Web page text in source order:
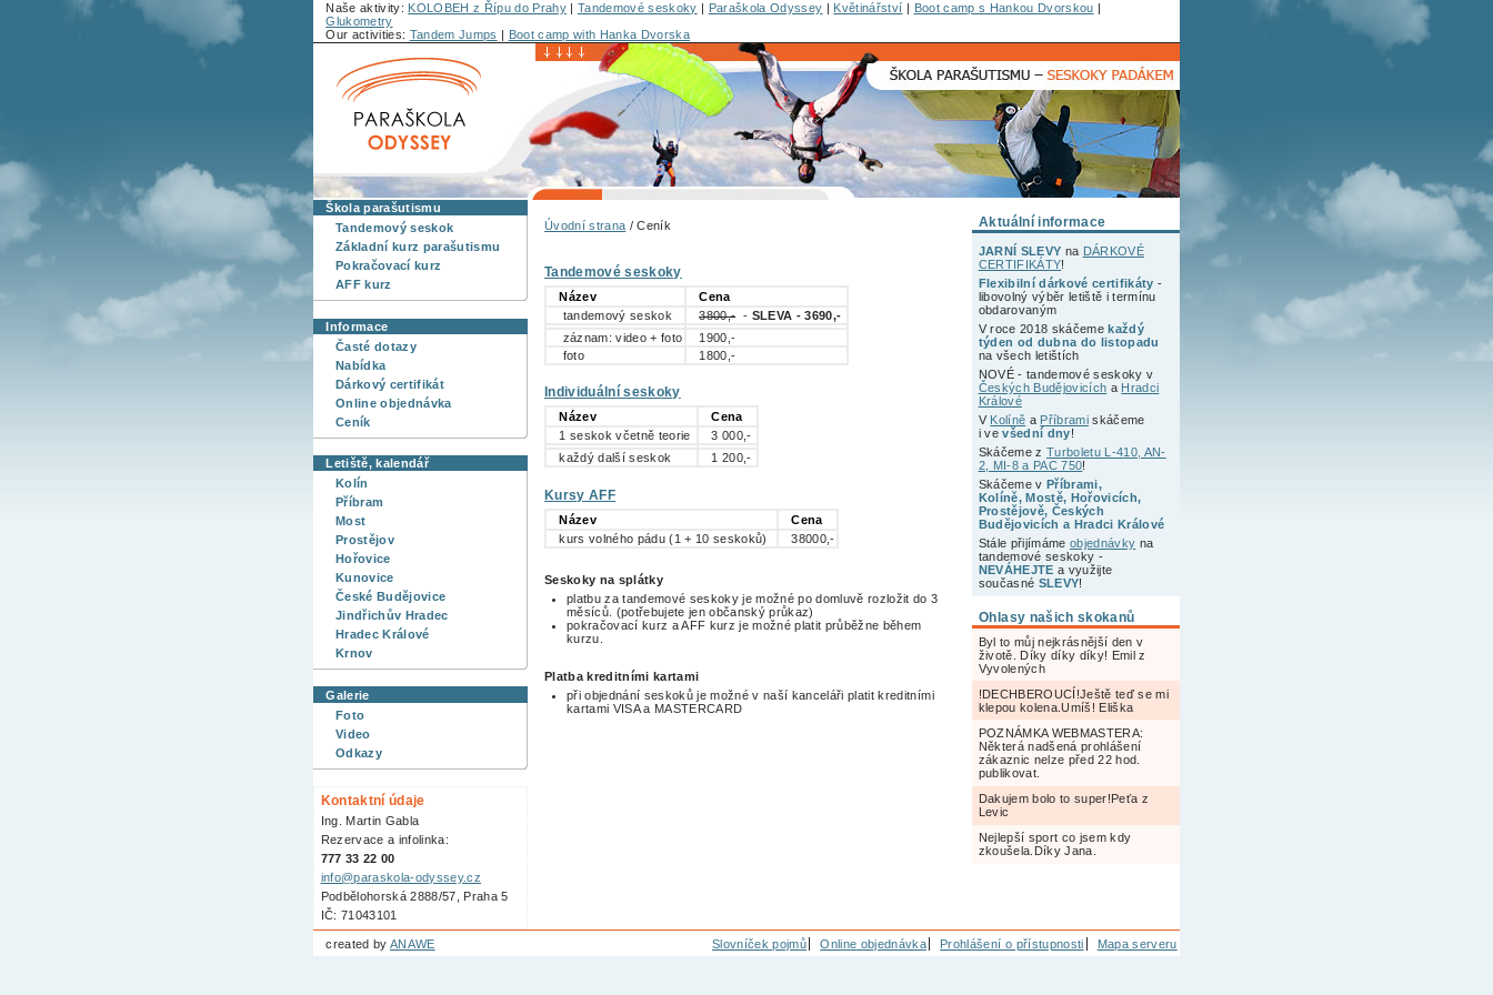
Naše aktivity: KOLOBEH z Řípu do Prahy| Tandemové seskoky | Paraškola Odyssey | Květinářství | Boot camp s Hankou Dvorskou |
Glukometry
Our activities: Tandem Jumps | Boot camp with Hanka Dvorska
Škola parašutismu
Tandemový seskok
Základní kurz parašutismu
Pokračovací kurz
AFF kurz
Informace
Časté dotazy
Nabídka
Dárkový certifikát
Online objednávka
Ceník
Letiště, kalendář
Kolín
Příbram
Most
Prostějov
Hořovice
Kunovice
České Budějovice
Jindřichův Hradec
Hradec Králové
Krnov
Galerie
Foto
Video
Odkazy
Kontaktní údaje
Ing. Martin Gabla
Rezervace a infolinka:
777 33 22 00
info@paraskola-odyssey.cz
Podbělohorská 2888/57, Praha 5
IČ: 71043101
Úvodní strana / Ceník
Tandemové seskoky
Název
Cena
tandemový seskok
3800,-- SLEVA - 3690,-
záznam: video + foto
1900,-
foto
1800,-
Individuální seskoky
Název
Cena
1 seskok včetně teorie
3 000,-
každý další seskok
1 200,-
Kursy AFF
Název
Cena
kurs volného pádu (1 + 10 seskoků)
38000,-
Seskoky na splátky
platbu za tandemové seskoky je možné po domluvě rozložit do 3
měsíců. (potřebujete jen občanský průkaz)
pokračovací kurz a AFF kurz je možné platit průběžne během
kurzu.
Platba kreditními kartami
při objednání seskoků je možné v naší kanceláři platit kreditními
kartami VISA a MASTERCARD
Aktuální informace
JARNÍ SLEVY na DÁRKOVÉ
CERTIFIKÁTY!
Flexibilní dárkové certifikáty-
libovolný výběr letiště i termínu
obdarovaným
V roce 2018 skáčemekaždý
týden od dubna do listopadu
na všech letištích
NOVÉ - tandemové seskoky v
Českých Budějovicích a Hradci
Králové
V Kolíně a Příbrami skáčeme
i vevšední dny!
Skáčeme z Turboletu L-410, AN-
2, MI-8 a PAC 750!
Skáčeme v Příbrami,
Kolíně, Mostě, Hořovicích,
Prostějově, Českých
Budějovicích a Hradci Králové
Stále přijímáme objednávky na
tandemové seskoky -
NEVÁHEJTE a využijte
současné SLEVY!
Ohlasy našich skokanů
Byl to můj nejkrásnější den v
životě. Díky díky díky! Emil z
Vyvolených
!DECHBEROUCÍ!Ještě teď se mi
klepou kolena.Umíš! Eliška
POZNÁMKA WEBMASTERA:
Některá nadšená prohlášení
zákaznic nelze před 22 hod.
publikovat.
Dakujem bolo to super!Peťa z
Levic
Nejlepší sport co jsem kdy
zkoušela.Díky Jana.
created by ANAWE Slovníček pojmů Online objednávka Prohlášení o přístupnosti Mapa serveru